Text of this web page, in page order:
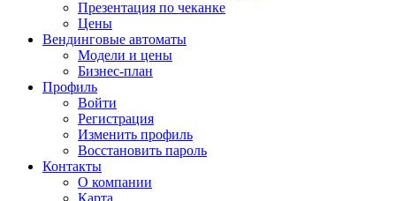
Презентация по чеканке
Цены
Вендинговые автоматы
Модели и цены
Бизнес-план
Профиль
Войти
Регистрация
Изменить профиль
Восстановить пароль
Контакты
О компании
Карта